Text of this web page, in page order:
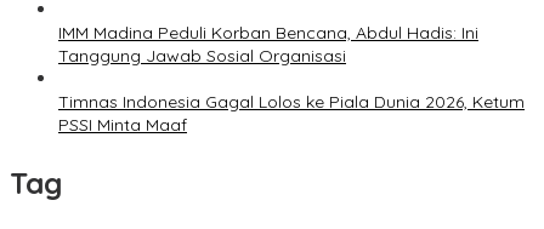
IMM Madina Peduli Korban Bencana, Abdul Hadis: Ini
Tanggung Jawab Sosial Organisasi
Timnas Indonesia Gagal Lolos ke Piala Dunia 2026, Ketum
PSSI Minta Maaf
Tag